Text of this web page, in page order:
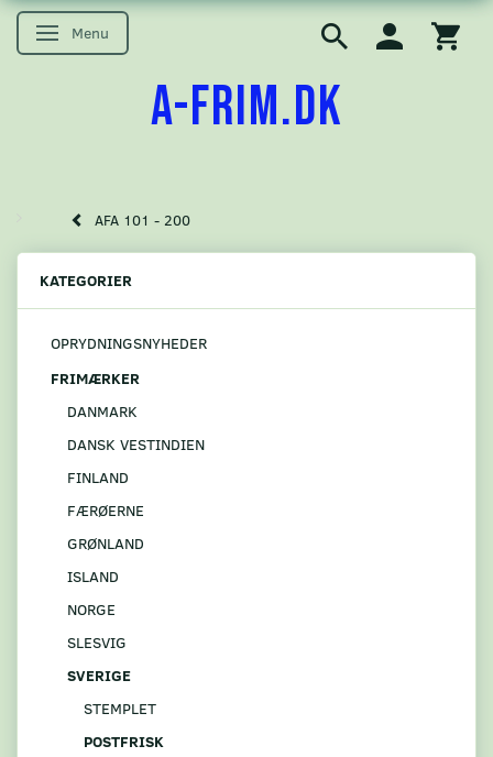
Skifte navigation
Menu
A-FRIM.DK
AFA 101 - 200
KATEGORIER
OPRYDNINGSNYHEDER
FRIMÆRKER
DANMARK
DANSK VESTINDIEN
FINLAND
FÆRØERNE
GRØNLAND
ISLAND
NORGE
SLESVIG
SVERIGE
STEMPLET
POSTFRISK